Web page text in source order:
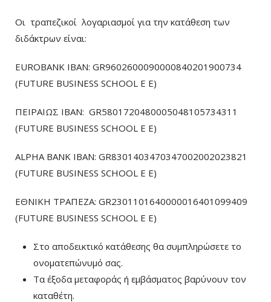
Οι τραπεζικοί λογαριασμοί για την κατάθεση των
διδάκτρων είναι:
EUROBANK IBAN: GR9602600090000840201900734
(FUTURE BUSINESS SCHOOL E E)
ΠΕΙΡΑΙΩΣ ΙΒΑΝ: GR5801720480005048105734311
(FUTURE BUSINESS SCHOOL E E)
ALPHA BANK IBAN: GR8301403470347002002023821
(FUTURE BUSINESS SCHOOL E E)
ΕΘΝΙΚΗ ΤΡΑΠΕΖΑ: GR2301101640000016401099409
(FUTURE BUSINESS SCHOOL E E)
Στο αποδεικτικό κατάθεσης θα συμπληρώσετε το
ονοματεπώνυμό σας.
Τα έξοδα μεταφοράς ή εμβάσματος βαρύνουν τον
καταθέτη.